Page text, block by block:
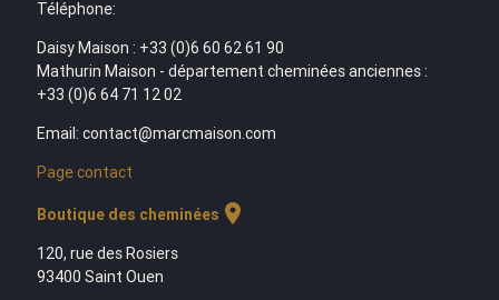
Téléphone:
Daisy Maison : +33 (0)6 60 62 61 90
Mathurin Maison - département cheminées anciennes :
+33 (0)6 64 71 12 02
Email: contact@marcmaison.com
Page contact
Boutique des cheminées location_on
120, rue des Rosiers
93400 Saint Ouen